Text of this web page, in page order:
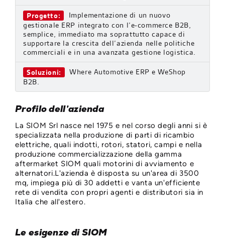
Progetto:
Implementazione di un nuovo
gestionale ERP integrato con l’e-commerce B2B,
semplice, immediato ma soprattutto capace di
supportare la crescita dell’azienda nelle politiche
commerciali e in una avanzata gestione logistica.
Soluzioni:
Where Automotive ERP e WeShop
B2B.
Profilo dell’azienda
La SIOM Srl nasce nel 1975 e nel corso degli anni si è
specializzata nella produzione di parti di ricambio
elettriche, quali indotti, rotori, statori, campi e nella
produzione commercializzazione della gamma
aftermarket SIOM quali motorini di avviamento e
alternatori.L'azienda è disposta su un'area di 3500
mq, impiega più di 30 addetti e vanta un'efficiente
rete di vendita con propri agenti e distributori sia in
Italia che all'estero.
Le esigenze di SIOM